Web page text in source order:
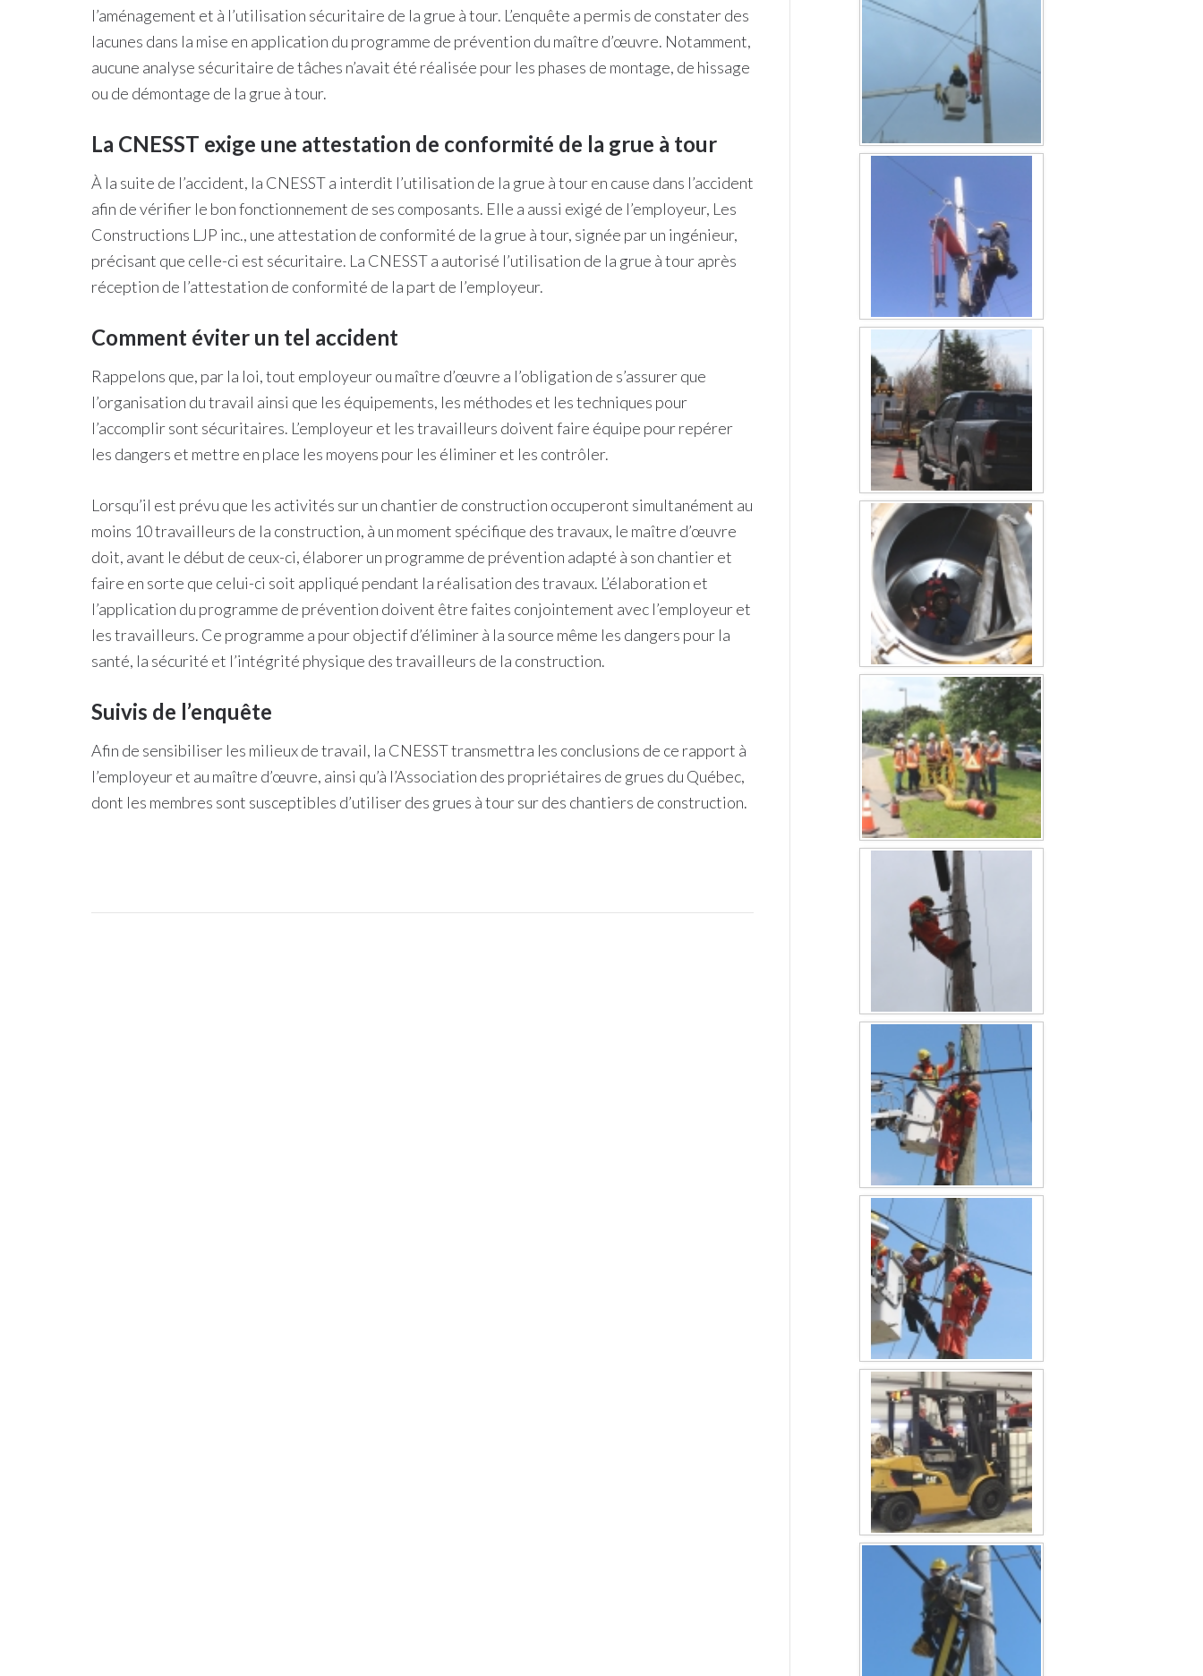
l’aménagement et à l’utilisation sécuritaire de la grue à tour. L’enquête a permis de constater des
lacunes dans la mise en application du programme de prévention du maître d’œuvre. Notamment,
aucune analyse sécuritaire de tâches n’avait été réalisée pour les phases de montage, de hissage
ou de démontage de la grue à tour.
La CNESST exige une attestation de conformité de la grue à tour
À la suite de l’accident, la CNESST a interdit l’utilisation de la grue à tour en cause dans l’accident
afin de vérifier le bon fonctionnement de ses composants. Elle a aussi exigé de l’employeur, Les
Constructions LJP inc., une attestation de conformité de la grue à tour, signée par un ingénieur,
précisant que celle-ci est sécuritaire. La CNESST a autorisé l’utilisation de la grue à tour après
réception de l’attestation de conformité de la part de l’employeur.
Comment éviter un tel accident
Rappelons que, par la loi, tout employeur ou maître d’œuvre a l’obligation de s’assurer que
l’organisation du travail ainsi que les équipements, les méthodes et les techniques pour
l’accomplir sont sécuritaires. L’employeur et les travailleurs doivent faire équipe pour repérer
les dangers et mettre en place les moyens pour les éliminer et les contrôler.
Lorsqu’il est prévu que les activités sur un chantier de construction occuperont simultanément au
moins 10 travailleurs de la construction, à un moment spécifique des travaux, le maître d’œuvre
doit, avant le début de ceux-ci, élaborer un programme de prévention adapté à son chantier et
faire en sorte que celui-ci soit appliqué pendant la réalisation des travaux. L’élaboration et
l’application du programme de prévention doivent être faites conjointement avec l’employeur et
les travailleurs. Ce programme a pour objectif d’éliminer à la source même les dangers pour la
santé, la sécurité et l’intégrité physique des travailleurs de la construction.
Suivis de l’enquête
Afin de sensibiliser les milieux de travail, la CNESST transmettra les conclusions de ce rapport à
l’employeur et au maître d’œuvre, ainsi qu’à l’Association des propriétaires de grues du Québec,
dont les membres sont susceptibles d’utiliser des grues à tour sur des chantiers de construction.